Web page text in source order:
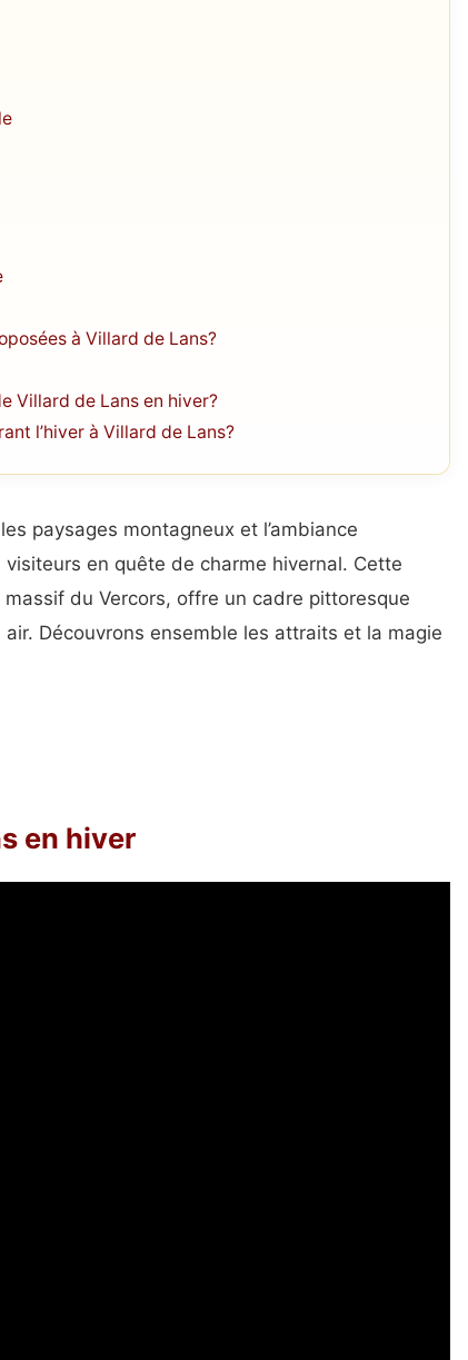
à Villard de Lans?
Villard de Lans en hiver?
l’hiver à Villard de Lans?
paysages montagneux et l’ambiance
en quête de charme hivernal. Cette
du Vercors, offre un cadre pittoresque
Découvrons ensemble les attraits et la magie
en hiver